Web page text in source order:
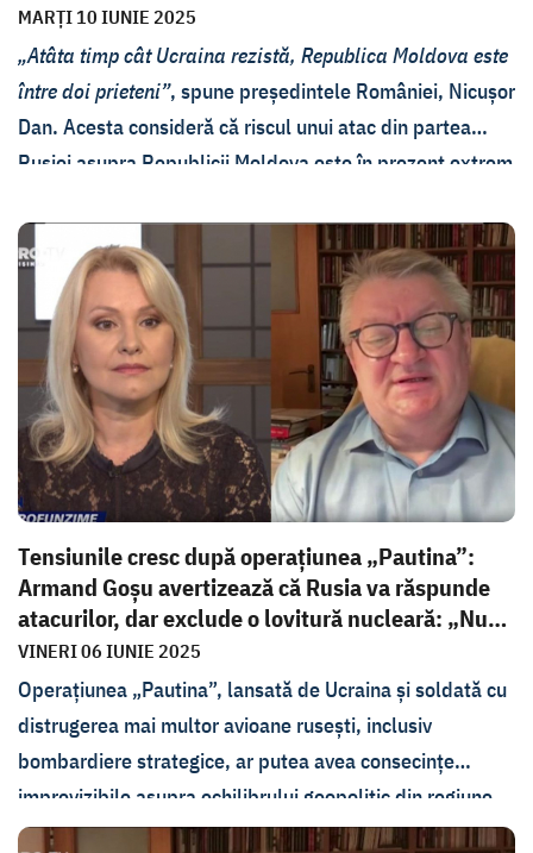
MARȚI 10 IUNIE 2025
„Atâta timp cât Ucraina rezistă, Republica Moldova este
între doi prieteni”, spune președintele României, Nicușor
Dan. Acesta consideră că riscul unui atac din partea
Rusiei asupra Republicii Moldova este în prezent extrem
primul rând prin sprijinirea parcursului european.
Declarația a fost făcută în cadrul emisiunii În
PROfunzime.
Tensiunile cresc după operațiunea „Pautina”:
Armand Goșu avertizează că Rusia va răspunde
atacurilor, dar exclude o lovitură nucleară: „Nu
c...
VINERI 06 IUNIE 2025
Operațiunea „Pautina”, lansată de Ucraina și soldată cu
distrugerea mai multor avioane rusești, inclusiv
bombardiere strategice, ar putea avea consecințe
imprevizibile asupra echilibrului geopolitic din regiune,
spune Armand Goșu. Totodată, analistul atrage atenția